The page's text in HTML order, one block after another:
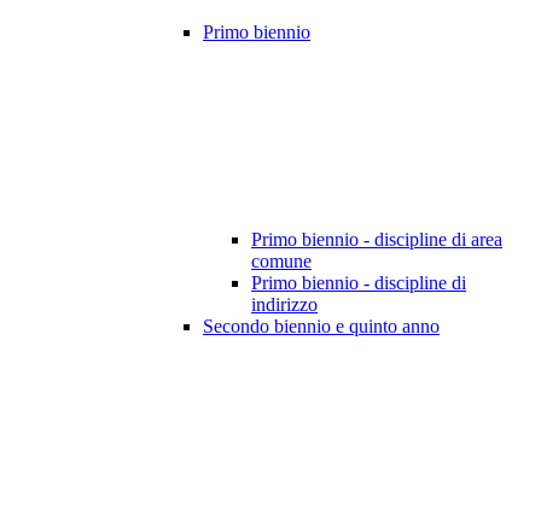
Primo biennio
Primo biennio - discipline di area
comune
Primo biennio - discipline di
indirizzo
Secondo biennio e quinto anno